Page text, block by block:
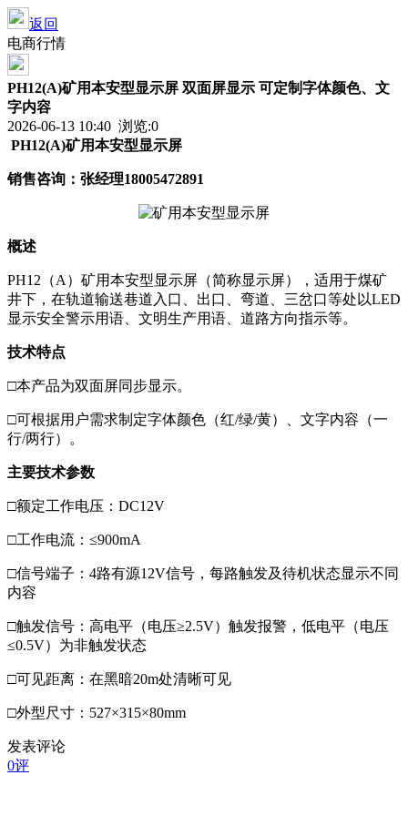
返回
电商行情
PH12(A)矿用本安型显示屏 双面屏显示 可定制字体颜色、文
字内容
2026-06-13 10:40 浏览:0
PH12(A)矿用本安型显示屏
销售咨询：张经理18005472891
概述
PH12（A）矿用本安型显示屏（简称显示屏），适用于煤矿
井下，在轨道输送巷道入口、出口、弯道、三岔口等处以LED
显示安全警示用语、文明生产用语、道路方向指示等。
技术特点
□本产品为双面屏同步显示。
□可根据用户需求制定字体颜色（红/绿/黄）、文字内容（一
行/两行）。
主要技术参数
□额定工作电压：DC12V
□工作电流：≤900mA
□信号端子：4路有源12V信号，每路触发及待机状态显示不同
内容
□触发信号：高电平（电压≥2.5V）触发报警，低电平（电压
≤0.5V）为非触发状态
□可见距离：在黑暗20m处清晰可见
□外型尺寸：527×315×80mm
发表评论
0评